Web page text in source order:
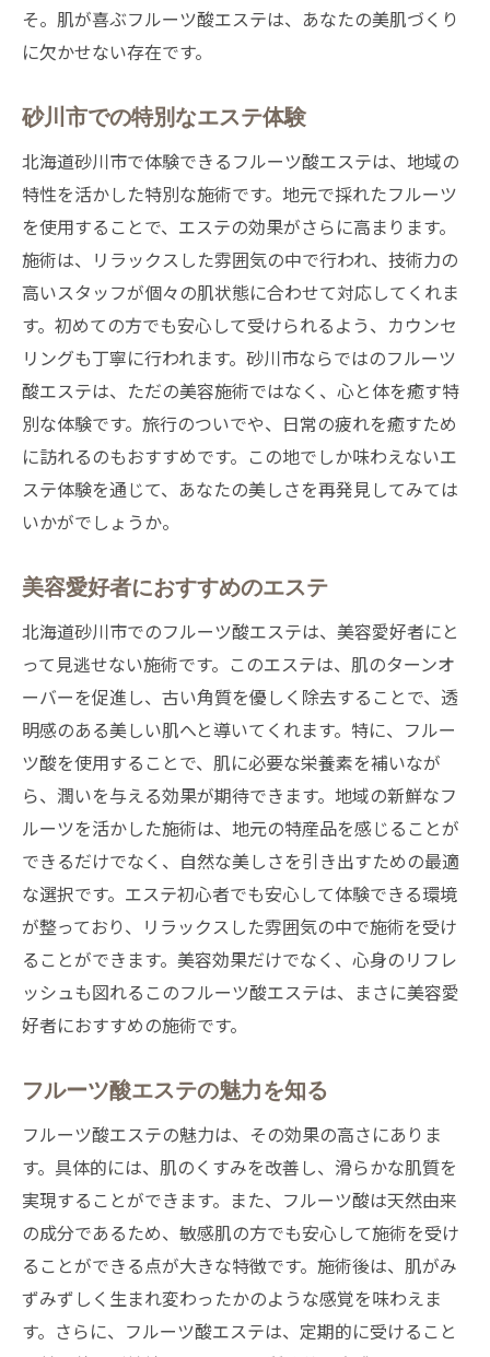
砂川市で味わうエステの新境地
地元で体験する新しいエステ
砂川市エステで新たな美を発見
革新的なエステ施術を体感
地元フルーツ酸エステが美肌をサポート
エステで地元産フルーツを活用
美肌を支えるフルーツ酸エステ
砂川市のエステが肌に優しい理由
エステ施術で肌の健康を守る
フルーツ酸で理想の肌を目指す
砂川市エステで美肌を実現する
そ。肌が喜ぶフルーツ酸エステは、あなたの美肌づくり
に欠かせない存在です。
砂川市での特別なエステ体験
北海道砂川市で体験できるフルーツ酸エステは、地域の
特性を活かした特別な施術です。地元で採れたフルーツ
を使用することで、エステの効果がさらに高まります。
施術は、リラックスした雰囲気の中で行われ、技術力の
高いスタッフが個々の肌状態に合わせて対応してくれま
す。初めての方でも安心して受けられるよう、カウンセ
リングも丁寧に行われます。砂川市ならではのフルーツ
酸エステは、ただの美容施術ではなく、心と体を癒す特
別な体験です。旅行のついでや、日常の疲れを癒すため
に訪れるのもおすすめです。この地でしか味わえないエ
ステ体験を通じて、あなたの美しさを再発見してみては
いかがでしょうか。
美容愛好者におすすめのエステ
北海道砂川市でのフルーツ酸エステは、美容愛好者にと
って見逃せない施術です。このエステは、肌のターンオ
ーバーを促進し、古い角質を優しく除去することで、透
明感のある美しい肌へと導いてくれます。特に、フルー
ツ酸を使用することで、肌に必要な栄養素を補いなが
ら、潤いを与える効果が期待できます。地域の新鮮なフ
ルーツを活かした施術は、地元の特産品を感じることが
できるだけでなく、自然な美しさを引き出すための最適
な選択です。エステ初心者でも安心して体験できる環境
が整っており、リラックスした雰囲気の中で施術を受け
ることができます。美容効果だけでなく、心身のリフレ
ッシュも図れるこのフルーツ酸エステは、まさに美容愛
好者におすすめの施術です。
フルーツ酸エステの魅力を知る
フルーツ酸エステの魅力は、その効果の高さにありま
す。具体的には、肌のくすみを改善し、滑らかな肌質を
実現することができます。また、フルーツ酸は天然由来
の成分であるため、敏感肌の方でも安心して施術を受け
ることができる点が大きな特徴です。施術後は、肌がみ
ずみずしく生まれ変わったかのような感覚を味わえま
す。さらに、フルーツ酸エステは、定期的に受けること